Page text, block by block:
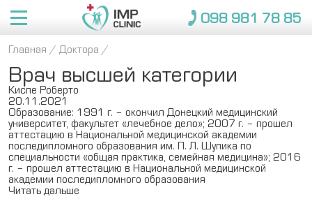
098 981 78 85
Об IMP
О нас
Преимущества
Новости
Вакансии
Услуги
Взрослые
Консультации
Вакцинации
Консультации
Вакцинация
детей
Медкомиссия
для моряков
Справки для
поступлений
Справки для
Врачи
Застрахованным
Страховые кампании
Медицинские страховки
Отзывы
Контакты
Главная / Доктора /
Врач высшей категории
Киспе Роберто
20.11.2021
Образование: 1991 г. – окончил Донецкий медицинский
университет, факультет «лечебное дело»; 2007 г. – прошел
аттестацию в Национальной медицинской академии
последипломного образования им. П. Л. Шупика по
специальности «общая практика, семейная медицина»; 2016
г. – прошел аттестацию в Национальной медицинской
академии последипломного образования
Читать дальше